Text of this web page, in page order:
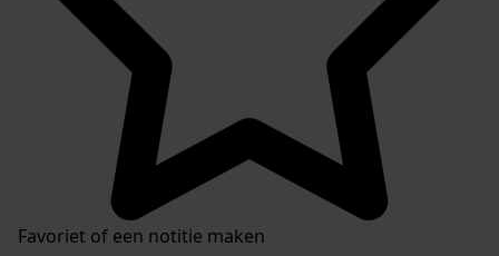
Favoriet of een notitie maken